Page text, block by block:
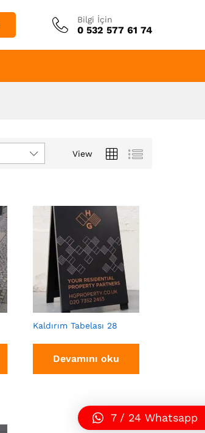
Bilgi İçin
0 532 577 61 74
View
Kaldırım Tabelası 28
Devamını oku
7 / 24 Whatsapp